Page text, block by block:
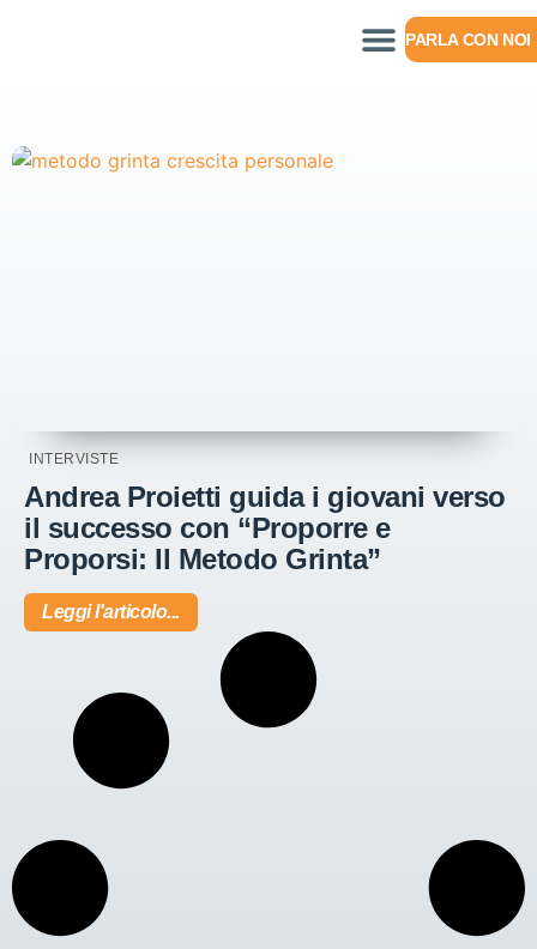
PARLA CON NOI
INTERVISTE
Andrea Proietti guida i giovani verso
il successo con “Proporre e
Proporsi: Il Metodo Grinta”
Leggi l'articolo...